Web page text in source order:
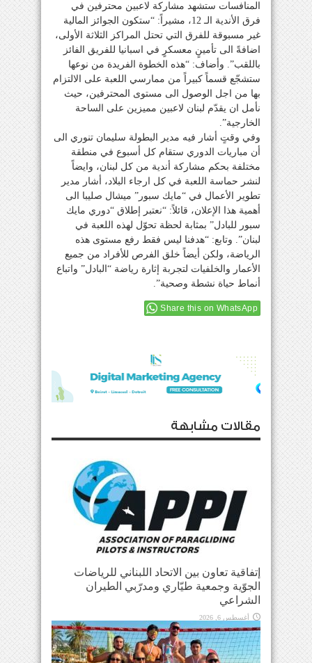
المنافسات ستشهد مشاركة لاعبين محترفين في
فرق الأندية الـ 12، مشيراً: “ستكون الجوائز المالية
غير مسبوقة للفرق التي تحتل المراكز الثلاثة الأولى،
اضافةً الى تأمينٍ معسكرٍ في اسبانيا للفريق الفائز
باللقب”. وأضاف: “هذه الخطوة الفريدة من نوعها
ستشجّع قسماً كبيراً من ممارسي اللعبة على الالتزام
بها من اجل الوصول الى مستوى المحترفين، حيث
نأمل ان يقدّم لبنان لاعبين مميزين على الساحة
الخارجية”.
وفي وقتٍ أشار فيه مدير البطولة سليمان تنوري الى
أن مباريات الدوري ستقام كل أسبوع في منطقة
مختلفة بحكم مشاركة أندية من كل لبنان، وايضاً
لنشر حماسة اللعبة في كل ارجاء البلاد، أشار مدير
تطوير الأعمال في “مايك سبور” ميشال صليبا الى
أهمية هذا الإعلان، قائلاً: “نعتبر إطلاق “دوري مايك
سبور للبادل” بمثابة لحظة تحوّل لهذه اللعبة في
لبنان”. وتابع: “هدفنا ليس فقط رفع مستوى هذه
الرياضة، ولكن أيضاً خلق الفرص للأفراد من جميع
الأعمار والخلفيات لتجربة إثارة رياضة “البادل” واتباع
أنماط حياة نشطة وصحية”.
Share this on WhatsApp
مقالات مشابهة
إتفاقية تعاون بين الاتحاد اللبناني للرياضات
الجوّية وجمعية طيّاري ومدرّبي الطيران
الشراعي
أغسطس 6, 2026